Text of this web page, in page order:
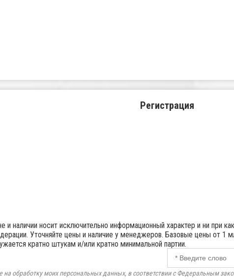
Регистрация
на обработку моих персональных данных, в соответствии с Федеральным
наличии носит исключительно информационный характер и ни при
Уточняйте цены и наличие у менеджеров. Базовые цены от
кратно штукам и/или кратно минимальной партии.